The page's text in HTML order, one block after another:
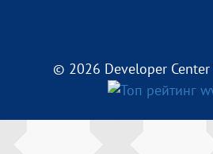
© 2026 Developer Center